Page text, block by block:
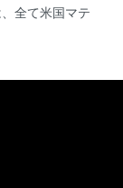
全て米国マテ